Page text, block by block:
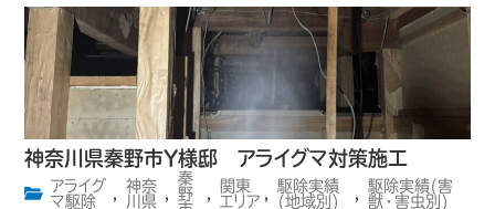
神奈川県秦野市Y様邸 アライグマ対策施工
アライグ
マ駆除
,
神奈
川県 ,
秦
野
,
関東
エリア ,
駆除実績
(地域別)
,
駆除実績(害
獣・害虫別)